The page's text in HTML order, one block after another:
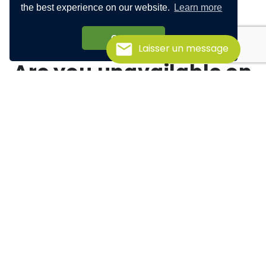
the best experience on our website.
Learn more
Got it!
Laisser un message
Are you unavailable on